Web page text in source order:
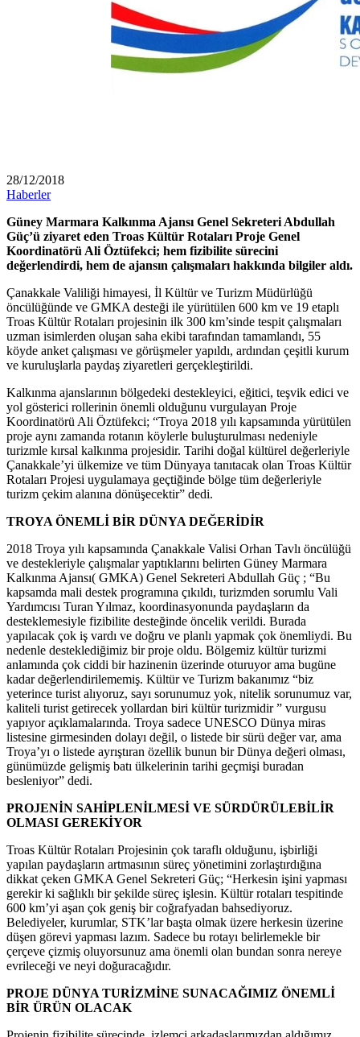
28/12/2018
Haberler
Güney Marmara Kalkınma Ajansı Genel Sekreteri Abdullah
Güç’ü ziyaret eden Troas Kültür Rotaları Proje Genel
Koordinatörü Ali Öztüfekci; hem fizibilite sürecini
değerlendirdi, hem de ajansın çalışmaları hakkında bilgiler aldı.
Çanakkale Valiliği himayesi, İl Kültür ve Turizm Müdürlüğü
öncülüğünde ve GMKA desteği ile yürütülen 600 km ve 19 etaplı
Troas Kültür Rotaları projesinin ilk 300 km’sinde tespit çalışmaları
uzman isimlerden oluşan saha ekibi tarafından tamamlandı, 55
köyde anket çalışması ve görüşmeler yapıldı, ardından çeşitli kurum
ve kuruluşlarla paydaş ziyaretleri gerçekleştirildi.
Kalkınma ajanslarının bölgedeki destekleyici, eğitici, teşvik edici ve
yol gösterici rollerinin önemli olduğunu vurgulayan Proje
Koordinatörü Ali Öztüfekci; “Troya 2018 yılı kapsamında yürütülen
proje aynı zamanda rotanın köylerle buluşturulması nedeniyle
turizmle kırsal kalkınma projesidir. Tarihi doğal kültürel değerleriyle
Çanakkale’yi ülkemize ve tüm Dünyaya tanıtacak olan Troas Kültür
Rotaları Projesi uygulamaya geçtiğinde bölge tüm değerleriyle
turizm çekim alanına dönüşecektir” dedi.
TROYA ÖNEMLİ BİR DÜNYA DEĞERİDİR
2018 Troya yılı kapsamında Çanakkale Valisi Orhan Tavlı öncülüğü
ve destekleriyle çalışmalar yaptıklarını belirten Güney Marmara
Kalkınma Ajansı( GMKA) Genel Sekreteri Abdullah Güç ; “Bu
kapsamda mali destek programına çıkıldı, turizmden sorumlu Vali
Yardımcısı Turan Yılmaz, koordinasyonunda paydaşların da
desteklemesiyle fizibilite desteğinde öncelik verildi. Burada
yapılacak çok iş vardı ve doğru ve planlı yapmak çok önemliydi. Bu
nedenle desteklediğimiz bir proje oldu. Bölgemiz kültür turizmi
anlamında çok ciddi bir hazinenin üzerinde oturuyor ama bugüne
kadar değerlendirilememiş. Kültür ve Turizm bakanımız “biz
yeterince turist alıyoruz, sayı sorunumuz yok, nitelik sorunumuz var,
kaliteli turist getirecek yollardan biri kültür turizmidir ” vurgusu
yapıyor açıklamalarında. Troya sadece UNESCO Dünya miras
listesine girmesinden dolayı değil, o listede bir sürü değer var, ama
Troya’yı o listede ayrıştıran özellik bunun bir Dünya değeri olması,
günümüzde gelişmiş batı ülkelerinin tarihi geçmişi buradan
besleniyor” dedi.
PROJENİN SAHİPLENİLMESİ VE SÜRDÜRÜLEBİLİR
OLMASI GEREKİYOR
Troas Kültür Rotaları Projesinin çok taraflı olduğunu, işbirliği
yapılan paydaşların artmasının süreç yönetimini zorlaştırdığına
dikkat çeken GMKA Genel Sekreteri Güç; “Herkesin işini yapması
gerekir ki sağlıklı bir şekilde süreç işlesin. Kültür rotaları tespitinde
600 km’yi aşan çok geniş bir coğrafyadan bahsediyoruz.
Belediyeler, kurumlar, STK’lar başta olmak üzere herkesin üzerine
düşen görevi yapması lazım. Sadece bu rotayı belirlemekle bir
çerçeve çizmiş oluyorsunuz ama önemli olan bundan sonra nereye
evrileceği ve neyi doğuracağıdır.
PROJE DÜNYA TURİZMİNE SUNACAĞIMIZ ÖNEMLİ
BİR ÜRÜN OLACAK